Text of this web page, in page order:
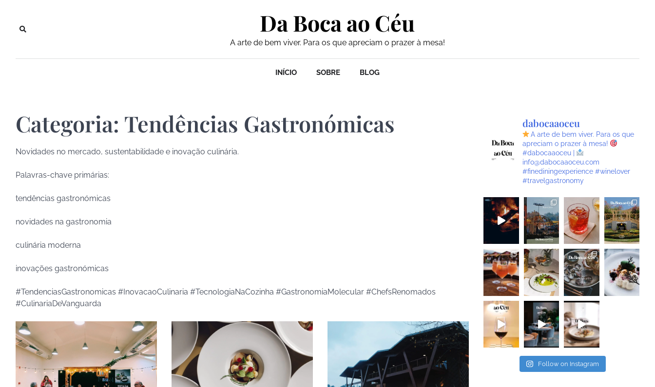
content
Da Boca ao Céu
A arte de bem viver. Para os que apreciam o prazer à mesa!
INÍCIO SOBRE BLOG
Categoria: Tendências Gastronómicas
Novidades no mercado, sustentabilidade e inovação culinária.
Palavras-chave primárias:
tendências gastronómicas
novidades na gastronomia
culinária moderna
inovações gastronómicas
#TendenciasGastronomicas #InovacaoCulinaria #TecnologiaNaCozinha #GastronomiaMolecular #ChefsRenomados
#CulinariaDeVanguarda
dabocaaoceu
A arte de bem viver. Para os que
apreciam o prazer à mesa!
#dabocaaoceu |
info@dabocaaoceu.com
#finediningexperience #winelover
#travelgastronomy
Follow on Instagram